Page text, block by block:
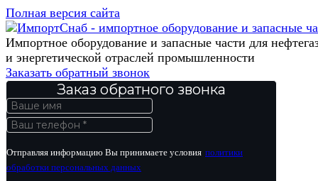
Полная версия сайта
Импортное оборудование и запасные части для
и энергетической отраслей промышленности
Заказать обратный звонок
Заказ обратного звонка
Отправляя информацию Вы принимаете условия политики
обработки персональных данных